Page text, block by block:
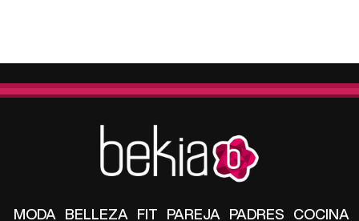
MODA BELLEZA FIT PAREJA PADRES COCINA